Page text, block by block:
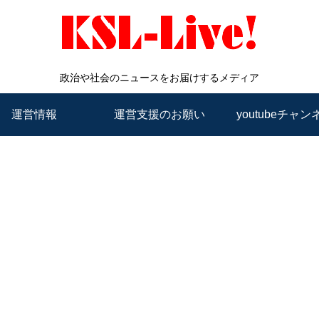
政治や社会のニュースをお届けするメディア
運営情報 運営支援のお願い youtubeチャン